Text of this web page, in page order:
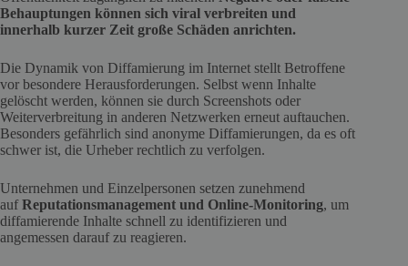
Behauptungen können sich viral verbreiten und
innerhalb kurzer Zeit große Schäden anrichten.
Die Dynamik von Diffamierung im Internet stellt Betroffene
vor besondere Herausforderungen. Selbst wenn Inhalte
gelöscht werden, können sie durch Screenshots oder
Weiterverbreitung in anderen Netzwerken erneut auftauchen.
Besonders gefährlich sind anonyme Diffamierungen, da es oft
schwer ist, die Urheber rechtlich zu verfolgen.
Unternehmen und Einzelpersonen setzen zunehmend
aufReputationsmanagement und Online-Monitoring, um
diffamierende Inhalte schnell zu identifizieren und
angemessen darauf zu reagieren.